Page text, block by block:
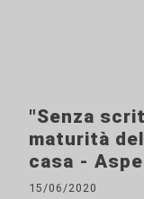
"Senza
maturità
casa -
15/06/2020